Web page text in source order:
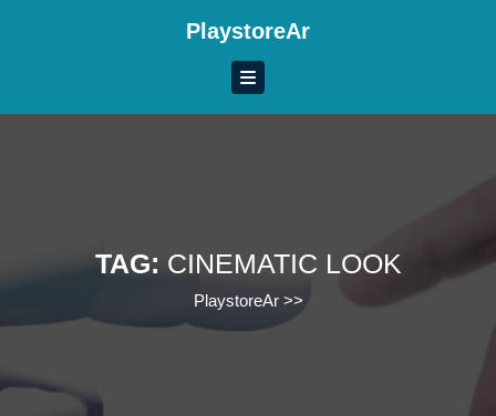
PlaystoreAr
TAG: CINEMATIC LOOK
PlaystoreAr>>